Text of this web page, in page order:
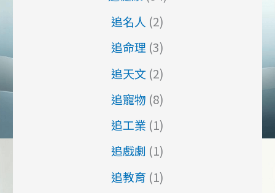
追名人 (2)
追命理 (3)
追天文 (2)
追寵物 (8)
追工業 (1)
追戲劇 (1)
追教育 (1)